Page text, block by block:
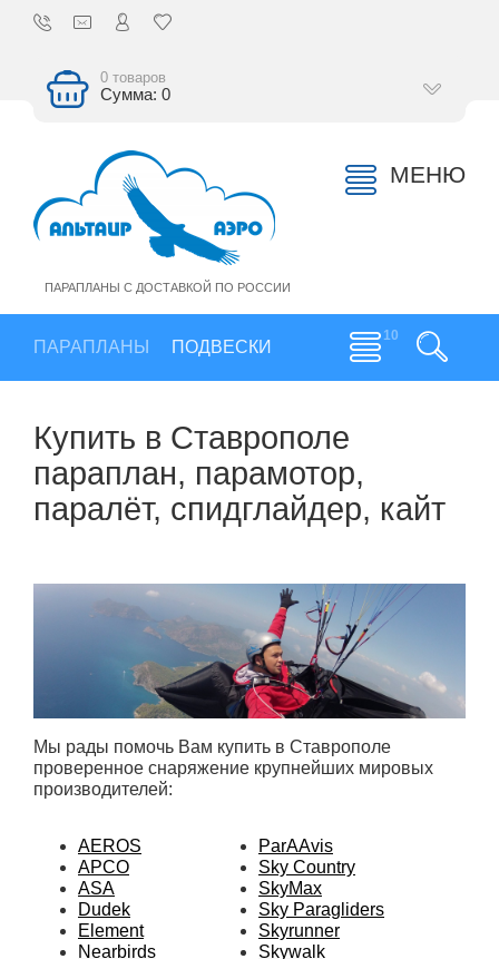
0 товаров
Сумма: 0
ПАРАПЛАНЫ С ДОСТАВКОЙ ПО РОССИИ
МЕНЮ
ПАРАПЛАНЫ ПОДВЕСКИ
Купить в Ставрополе
параплан, парамотор,
паралёт, спидглайдер, кайт
Мы рады помочь Вам купить в Ставрополе
проверенное снаряжение крупнейших мировых
производителей:
AEROS
APCO
ASA
Dudek
Element
Nearbirds
ParAAvis
Sky Country
SkyMax
Sky Paragliders
Skyrunner
Skywalk